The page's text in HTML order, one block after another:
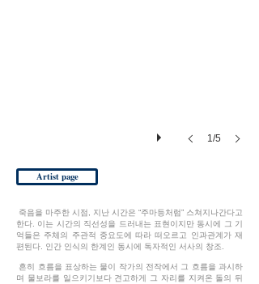
1/5
Artist page
죽음을 마주한 시점, 지난 시간은 “주마등처럼” 스쳐지나간다고
한다. 이는 시간의 직선성을 드러내는 표현이지만 동시에 그 기
억들은 주체의 주관적 중요도에 따라 떠오르고 인과관계가 재
편된다. 인간 인식의 한계인 동시에 독자적인 서사의 창조.
흔히 흐름을 표상하는 물이 작가의 전작에서 그 흐름을 과시하
며 물보라를 일으키기보다 견고하게 그 자리를 지켜온 돌의 뒤